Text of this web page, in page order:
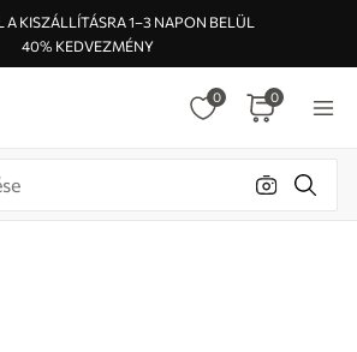
A KISZÁLLÍTÁSRA 1–3 NAPON BELÜL
40% KEDVEZMÉNY
0 0